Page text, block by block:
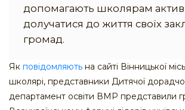
допомагають школярам
долучатися до життя своїх
громад.
Як повідомляють на сайті Вінницької
школярі, представники Дитячої
департамент освіти ВМР представили